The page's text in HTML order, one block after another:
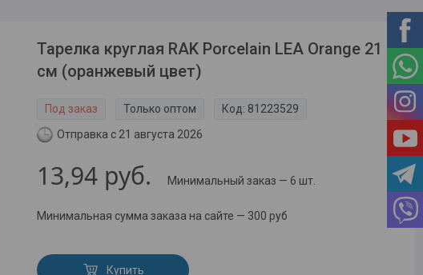
Тарелка круглая RAK Porcelain LEA Orange 21
см (оранжевый цвет)
Под заказ Только оптом Код: 81223529
Отправка с 21 августа 2026
13,94 руб. Минимальный заказ — 6 шт.
Минимальная сумма заказа на сайте — 300 руб
Купить